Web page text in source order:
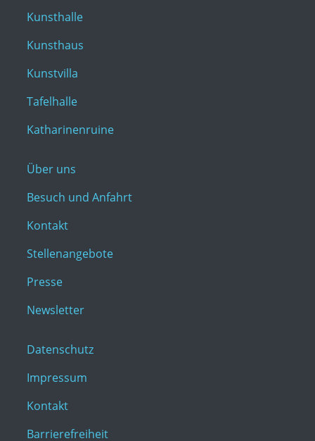
Kunsthalle
Kunsthaus
Kunstvilla
Tafelhalle
Katharinenruine
Über uns
Besuch und Anfahrt
Kontakt
Stellenangebote
Presse
Newsletter
Datenschutz
Impressum
Kontakt
Barrierefreiheit